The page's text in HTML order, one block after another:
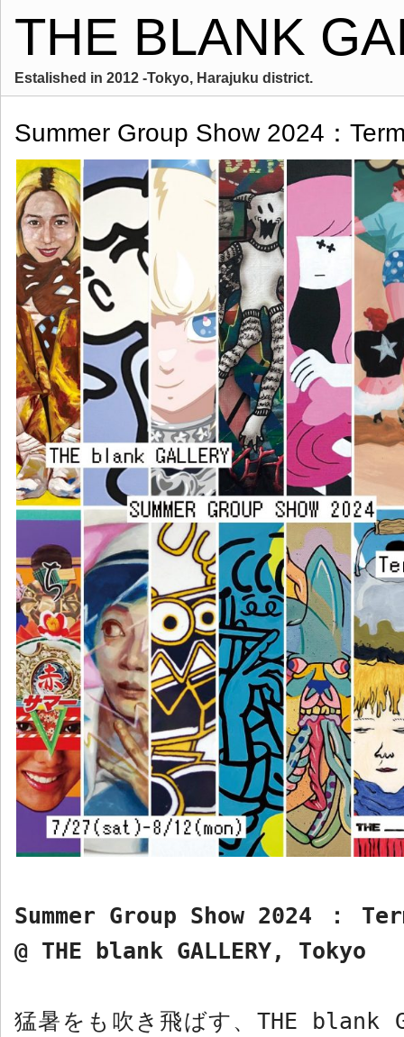
THE BLANK
Estalished in 2012 -Tokyo, Harajuku district.
Summer Group Show 2024：
Summer Group Show 2024 ：
@ THE blank GALLERY, Tokyo
猛暑をも吹き飛ばす、 THE blank